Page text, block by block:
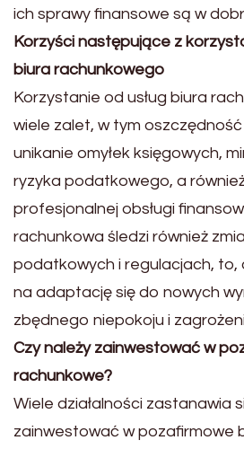
ich sprawy finansowe są w
Korzyści następujące z
biura rachunkowego
Korzystanie od usług biura
wiele zalet, w tym
unikanie omyłek księgowych,
ryzyka podatkowego, a
profesjonalnej obsługi
rachunkowa śledzi również
podatkowych i regulacjach, to,
na adaptację się do nowych
zbędnego niepokoju i
Czy należy zainwestować w
rachunkowe?
Wiele działalności zastanawia
zainwestować w pozafirmowe